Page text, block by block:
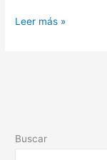
Leer más »
Buscar